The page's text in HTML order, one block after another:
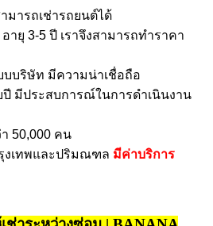
มารถเช่ารถยนต์ได้
ายุ 3-5 ปี เราจึงสามารถทำราคา
บบริษัท มีความน่าเชื่อถือ
ปี มีประสบการณ์ในการดำเนินงาน
50,000 คน
งเทพและปริมณฑล มีค่าบริการ